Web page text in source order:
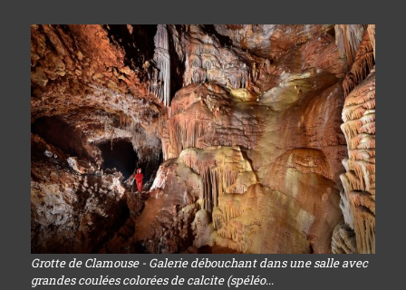
Grotte de Clamouse - Galerie débouchant dans une salle avec
grandes coulées colorées de calcite (spéléo...